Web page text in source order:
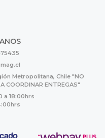
Metropolitana, Chile "NO
COORDINAR ENTREGAS"
a 18:00hrs